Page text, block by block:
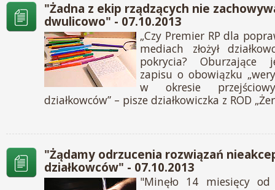
"Żadna z ekip rządzących nie
dwulicowo" - 07.10.2013
„Czy Premier RP dla
mediach złożył
pokrycia? Oburzające
zapisu o obowiązku
w okresie
działkowców” – pisze działkowiczka z ROD
"Żądamy odrzucenia rozwiązań
działkowców" - 07.10.2013
"Minęło 14 miesięcy